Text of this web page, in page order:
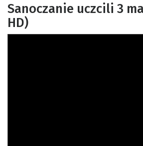
Sanoczanie uczcili 3
HD)